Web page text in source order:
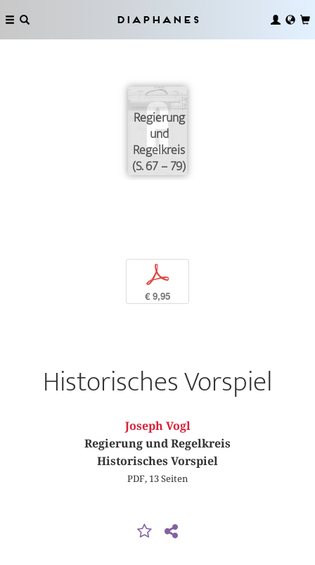
Diaphanes
Regierung
und
Regelkreis
(S. 67 – 79)
p
€ 9,95
Historisches Vorspiel
Joseph Vogl
Regierung und Regelkreis
Historisches Vorspiel
PDF, 13 Seiten